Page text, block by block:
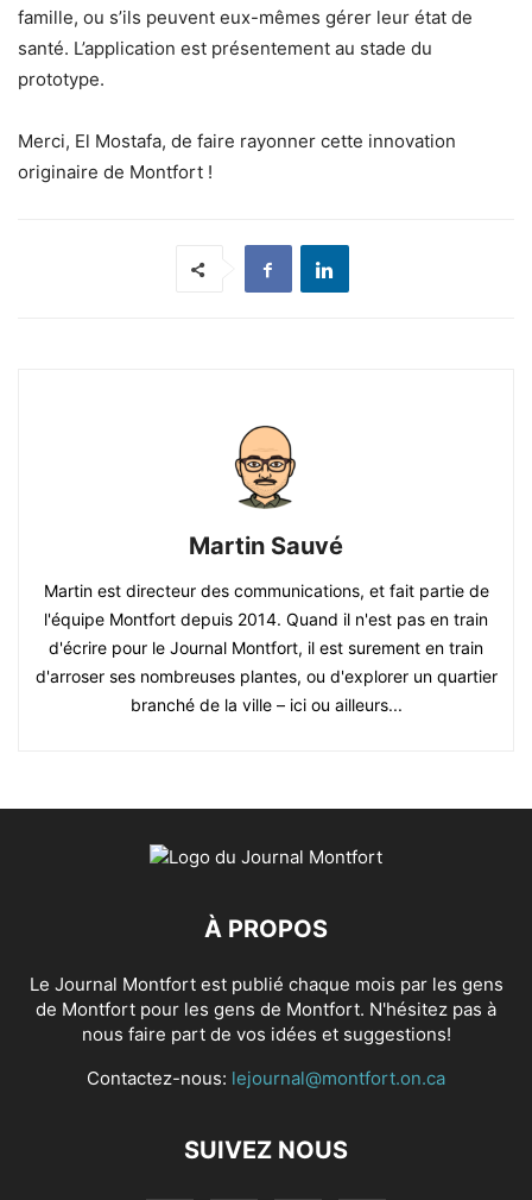
famille, ou s’ils peuvent eux-mêmes gérer leur état de
santé. L’application est présentement au stade du
prototype.
Merci, El Mostafa, de faire rayonner cette innovation
originaire de Montfort !
Martin Sauvé
Martin est directeur des communications, et fait partie de
l'équipe Montfort depuis 2014. Quand il n'est pas en train
d'écrire pour le Journal Montfort, il est surement en train
d'arroser ses nombreuses plantes, ou d'explorer un quartier
branché de la ville – ici ou ailleurs...
À PROPOS
Le Journal Montfort est publié chaque mois par les gens
de Montfort pour les gens de Montfort. N'hésitez pas à
nous faire part de vos idées et suggestions!
Contactez-nous: lejournal@montfort.on.ca
SUIVEZ NOUS